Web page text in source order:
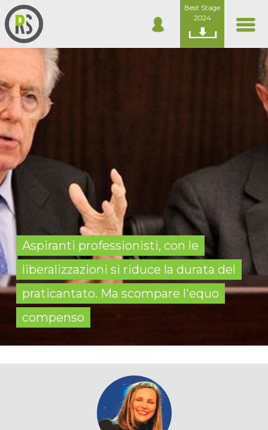
Best Stage
2024
Aspiranti professionisti, con le
liberalizzazioni si riduce la durata del
praticantato. Ma scompare l'equo
compenso